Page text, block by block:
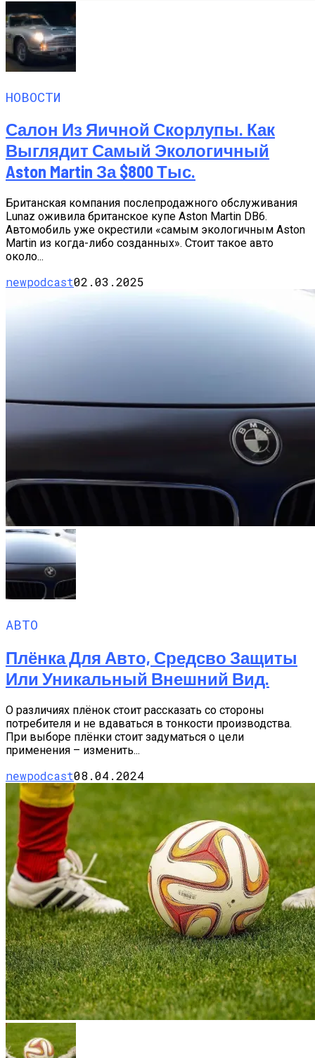
НОВОСТИ
Салон Из Яичной Скорлупы. Как
Выглядит Самый Экологичный
Aston Martin За $800 Тыс.
Британская компания послепродажного обслуживания
Lunaz оживила британское купе Aston Martin DB6.
Автомобиль уже окрестили «самым экологичным Aston
Martin из когда-либо созданных». Стоит такое авто
около...
newpodcast02.03.2025
АВТО
Плёнка Для Авто, Средсво Защиты
Или Уникальный Внешний Вид.
О различиях плёнок стоит рассказать со стороны
потребителя и не вдаваться в тонкости производства.
При выборе плёнки стоит задуматься о цели
применения – изменить...
newpodcast08.04.2024